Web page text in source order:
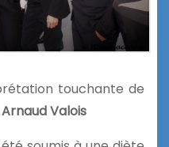
touchante de
Arnaud Valois